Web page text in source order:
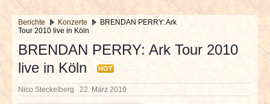
NEUESTE ARTIKEL
NEWS & DATES
BERICHTE
Berichte Konzerte
BRENDAN PERRY: Ark
Tour 2010 live in Köln
BRENDAN PERRY: Ark Tour 2010
live in Köln
HOT
Nico Steckelberg 22. März 2010